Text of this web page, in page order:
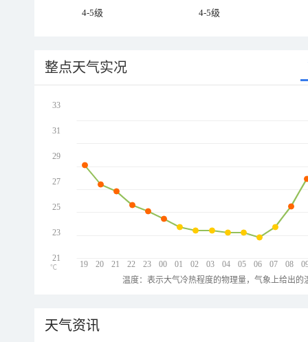
4-5级
4-5级
整点天气实况
19 20 21 22 23 00 01 02 03 04 05 06 07 08
33
31
29
27
25
23
21
℃
温度：表示大气冷热程度的物理量，气象上给出
天气资讯